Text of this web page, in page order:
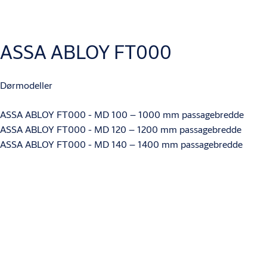
ASSA ABLOY Exit Lane Wide (PDF, 1 MB)
ASSA ABLOY FT000
Dørmodeller
ASSA ABLOY FT000 - MD 100 – 1000 mm passagebredde
ASSA ABLOY FT000 - MD 120 – 1200 mm passagebredde
ASSA ABLOY FT000 - MD 140 – 1400 mm passagebredde